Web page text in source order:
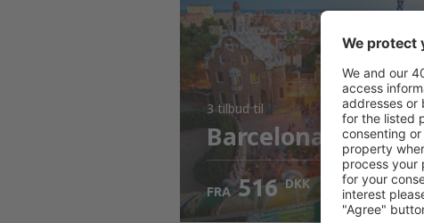
3 tilbudtil
Barcelona
FRA 516 DKK